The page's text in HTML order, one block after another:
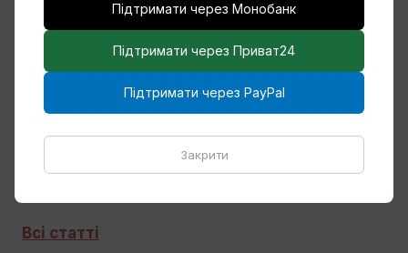
Спогади Марії Котляревської про
Михайла Сапожникова
Кілька слів про дружин і дітей Михайла
Всі статті
Підтримати через Монобанк
Підтримати через Приват24
Підтримати через PayPal
Закрити